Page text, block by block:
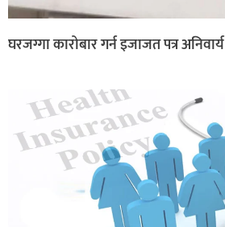
घरजग्गा कारोबार गर्न इजाजत पत्र अनिवार्य